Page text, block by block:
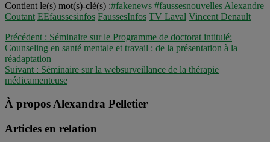
Contient le(s) mot(s)-clé(s) :#fakenews #faussesnouvelles Alexandre
Coutant EEfaussesinfos FaussesInfos TV Laval Vincent Denault
Précédent : Séminaire sur le Programme de doctorat intitulé:
Counseling en santé mentale et travail : de la présentation à la
réadaptation
Suivant : Séminaire sur la websurveillance de la thérapie
médicamenteuse
À propos Alexandra Pelletier
Articles en relation